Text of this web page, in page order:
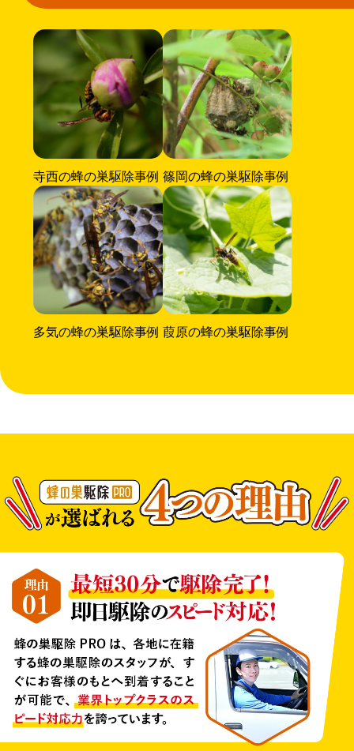
寺西の蜂の巣駆除事例 篠岡の蜂の巣駆除事例
多気の蜂の巣駆除事例 葭原の蜂の巣駆除事例